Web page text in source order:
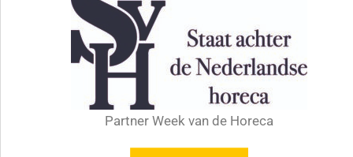
Partner Week van de Horeca